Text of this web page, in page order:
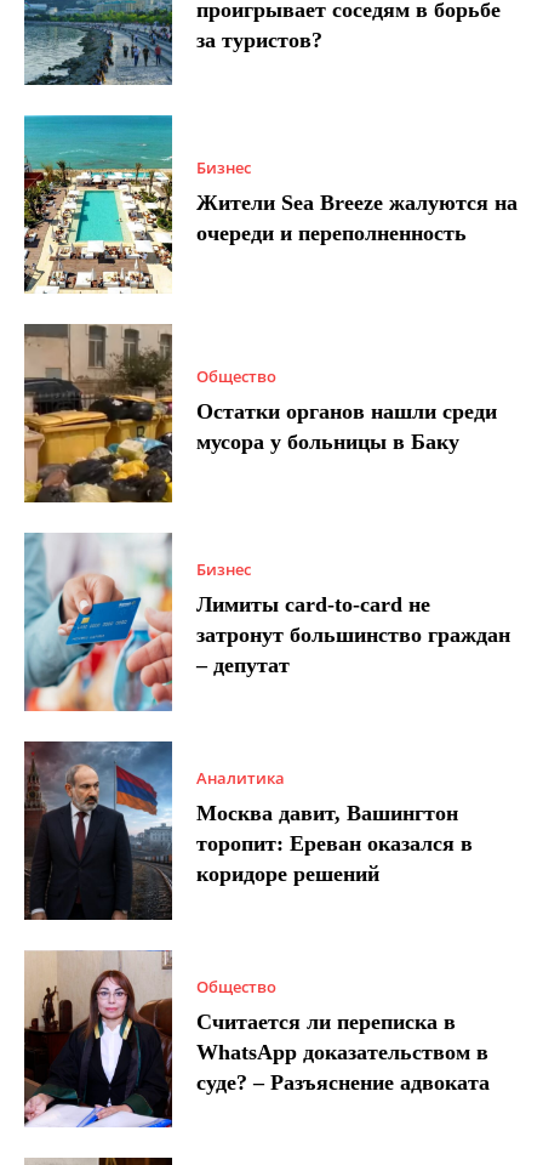
проигрывает соседям в борьбе
за туристов?
Бизнес
Жители Sea Breeze жалуются на
очереди и переполненность
Общество
Остатки органов нашли среди
мусора у больницы в Баку
Бизнес
Лимиты card-to-card не
затронут большинство граждан
– депутат
Аналитика
Москва давит, Вашингтон
торопит: Ереван оказался в
коридоре решений
Общество
Считается ли переписка в
WhatsApp доказательством в
суде? – Разъяснение адвоката